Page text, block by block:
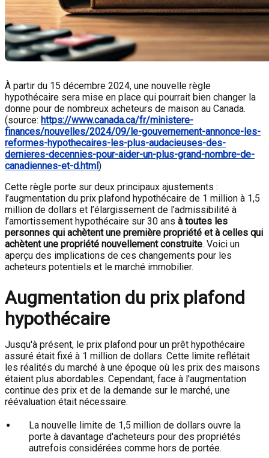
À partir du 15 décembre 2024, une nouvelle règle
hypothécaire sera mise en place qui pourrait bien changer la
donne pour de nombreux acheteurs de maison au Canada.
(source: https://www.canada.ca/fr/ministere-
finances/nouvelles/2024/09/le-gouvernement-annonce-les-
reformes-hypothecaires-les-plus-audacieuses-des-
dernieres-decennies-pour-aider-un-plus-grand-nombre-de-
canadiennes-et-d.html)
Cette règle porte sur deux principaux ajustements :
l’augmentation du prix plafond hypothécaire de 1 million à 1,5
million de dollars et l’élargissement de l’admissibilité à
l’amortissement hypothécaire sur 30 ans à toutes les
personnes qui achètent une première propriété et à celles qui
achètent une propriété nouvellement construite. Voici un
aperçu des implications de ces changements pour les
acheteurs potentiels et le marché immobilier.
Augmentation du prix plafond
hypothécaire
Jusqu'à présent, le prix plafond pour un prêt hypothécaire
assuré était fixé à 1 million de dollars. Cette limite reflétait
les réalités du marché à une époque où les prix des maisons
étaient plus abordables. Cependant, face à l'augmentation
continue des prix et de la demande sur le marché, une
réévaluation était nécessaire.
La nouvelle limite de 1,5 million de dollars ouvre la
porte à davantage d'acheteurs pour des propriétés
autrefois considérées comme hors de portée.